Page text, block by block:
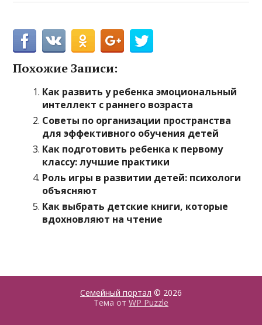
Похожие Записи:
Как развить у ребенка эмоциональный
интеллект с раннего возраста
Советы по организации пространства
для эффективного обучения детей
Как подготовить ребенка к первому
классу: лучшие практики
Роль игры в развитии детей: психологи
объясняют
Как выбрать детские книги, которые
вдохновляют на чтение
Семейный портал © 2026
Тема от WP Puzzle